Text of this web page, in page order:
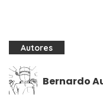
Autores
Bernardo